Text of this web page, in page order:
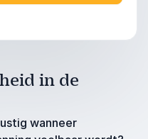
in de
wanneer